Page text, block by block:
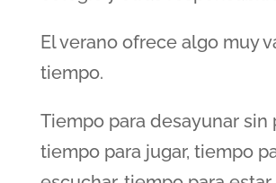
El verano ofrece algo muy
tiempo.
Tiempo para desayunar sin
tiempo para jugar, tiempo